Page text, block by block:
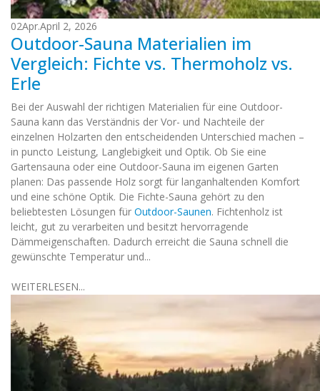
02Apr.April 2, 2026
Outdoor-Sauna Materialien im
Vergleich: Fichte vs. Thermoholz vs.
Erle
Bei der Auswahl der richtigen Materialien für eine Outdoor-
Sauna kann das Verständnis der Vor- und Nachteile der
einzelnen Holzarten den entscheidenden Unterschied machen –
in puncto Leistung, Langlebigkeit und Optik. Ob Sie eine
Gartensauna oder eine Outdoor-Sauna im eigenen Garten
planen: Das passende Holz sorgt für langanhaltenden Komfort
und eine schöne Optik. Die Fichte-Sauna gehört zu den
beliebtesten Lösungen für Outdoor-Saunen. Fichtenholz ist
leicht, gut zu verarbeiten und besitzt hervorragende
Dämmeigenschaften. Dadurch erreicht die Sauna schnell die
gewünschte Temperatur und...
WEITERLESEN...